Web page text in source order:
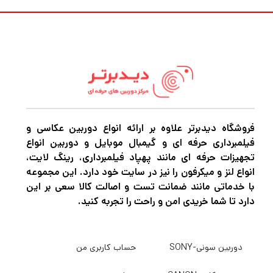
باکیفیت و مجهز برای عکاسی و فیلمبرداری دارید.
دوربین،گیمبال موبایل و هر نوع تجهیزات آتلیه را
با بهترین کیفیت و قیمت خریداری کنید به
فروشگاه دیدبرتر علاوه بر ارائه انواع دوربین عکاسی و
فیلمبرداری حرفه ای و گیمبال موبایل و دوربین انواع
تجهیزات حرفه ای مانند پهپاد فیلمبرداری، رینگ لایت،
انواع لنز و میکرفون را نیز در سایت خود دارد. این مجموعه
با خدماتی مانند ضمانت تست و اصالت کالا سعی بر این
دارد تا شما خریدی امن و راحت را تجربه کنید.
دوربین سونی-SONY حساب کاربری من